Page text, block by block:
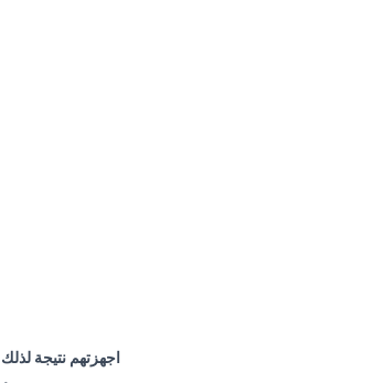
اجهزتهم نتيجة